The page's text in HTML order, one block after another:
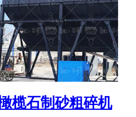
榄石制砂粗碎机